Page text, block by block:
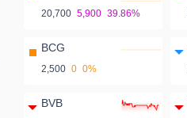
20,700 5,900 39.86%
BCG
2,500 0 0%
BVB